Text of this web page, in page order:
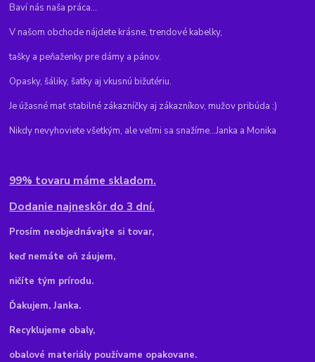
Baví nás naša práca...
V našom obchode nájdete krásne, trendové kabelky,
tašky a peňaženky pre dámy a pánov.
Opasky, šáliky, šatky aj vkusnú bižutériu.
Je úžasné mať stabilné zákazníčky aj zákazníkov, mužov pribúda :)
Nikdy nevyhoviete všetkým, ale veľmi sa snažíme...Janka a Monika
99% tovaru máme skladom.
Dodanie najneskôr do 3 dní.
Prosím neobjednávajte si tovar,
keď nemáte oň záujem,
ničíte tým prírodu.
Ďakujem, Janka.
Recyklujeme obaly,
obalové materiály používame opakovane.